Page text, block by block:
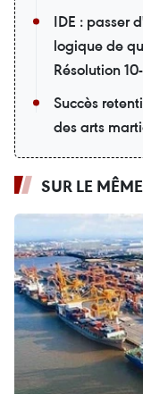
IDE : passer
logique de
Résolution
Succès
des arts
SUR LE